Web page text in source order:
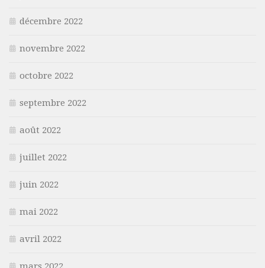
décembre 2022
novembre 2022
octobre 2022
septembre 2022
août 2022
juillet 2022
juin 2022
mai 2022
avril 2022